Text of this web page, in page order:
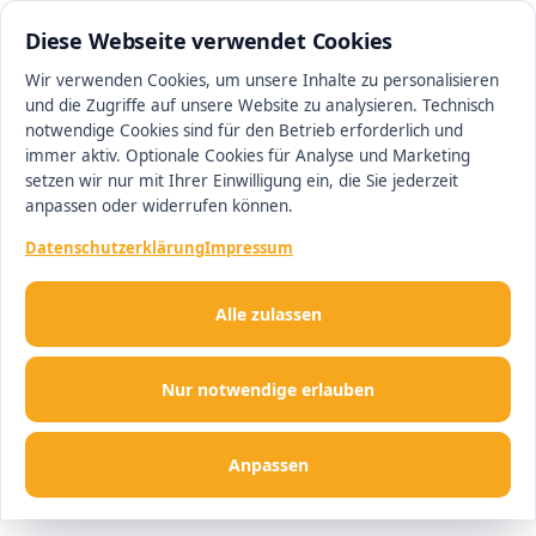
Diese Webseite verwendet Cookies
Wir verwenden Cookies, um unsere Inhalte zu personalisieren
und die Zugriffe auf unsere Website zu analysieren. Technisch
notwendige Cookies sind für den Betrieb erforderlich und
immer aktiv. Optionale Cookies für Analyse und Marketing
setzen wir nur mit Ihrer Einwilligung ein, die Sie jederzeit
anpassen oder widerrufen können.
DatenschutzerklärungImpressum
Nur notwendige erlauben
Anpassen
Alle zulassen